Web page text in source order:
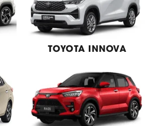
TOYOTA INNOVA